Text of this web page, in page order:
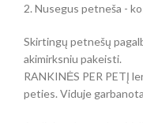
2. Nusegus petneša -
Skirtingų petnešų
akimirksniu pakeisti.
RANKINĖS PER PETĮ
peties. Viduje